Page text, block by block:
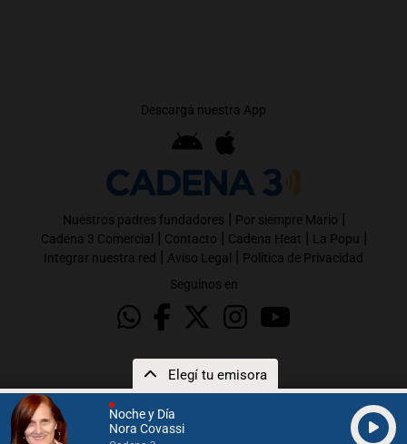
Noche y Día
Nora Covassi
Elegí tu emisora
Descargá nuestra App
Nuestros padres fundadores | Por siempre Mario |
Cadena 3 Comercial | Contacto | Cadena Heat | La Popu |
Integrar nuestra red | Aviso Legal | Política de Privacidad
Seguinos en